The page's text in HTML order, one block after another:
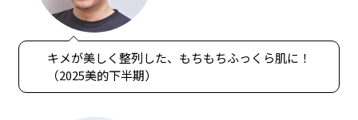
キメが美しく整列した、もちもちふっくら肌に！
（2025美的下半期）